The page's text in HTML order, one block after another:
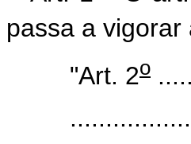
passa a
"Art. 2o